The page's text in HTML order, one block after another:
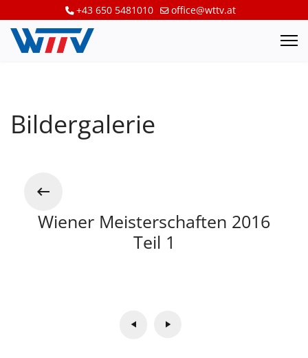
+43 650 5481010 office@wttv.at
Bildergalerie
Wiener Meisterschaften 2016
Teil 1